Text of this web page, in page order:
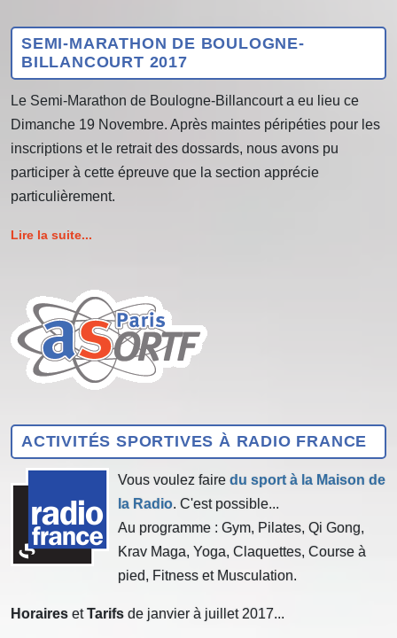
SEMI-MARATHON DE BOULOGNE-
BILLANCOURT 2017
Le Semi-Marathon de Boulogne-Billancourt a eu lieu ce
Dimanche 19 Novembre. Après maintes péripéties pour les
inscriptions et le retrait des dossards, nous avons pu
participer à cette épreuve que la section apprécie
particulièrement.
Lire la suite...
ACTIVITÉS SPORTIVES À RADIO FRANCE
Vous voulez faire du sport à la Maison de
la Radio. C'est possible...
Au programme : Gym, Pilates, Qi Gong,
Krav Maga, Yoga, Claquettes, Course à
pied, Fitness et Musculation.
Horaires etTarifs de janvier à juillet 2017...